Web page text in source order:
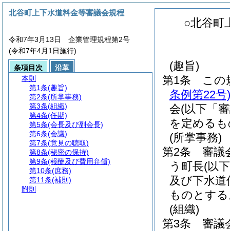
○北谷町
(趣旨)
第1条
この
条例第22号)
会(以下「
を定める
(所掌事務)
第2条
審議
う町長(以
及び下水
ものとす
(組織)
第3条
審議
北谷町上下水道料金等審議会規程
令和7年3月13日 企業管理規程第2号
(令和7年4月1日施行)
条項目次
沿革
本則
第1条(趣旨)
第2条(所掌事務)
第3条(組織)
第4条(任期)
第5条(会長及び副会長)
第6条(会議)
第7条(意見の聴取)
第8条(秘密の保持)
第9条(報酬及び費用弁償)
第10条(庶務)
第11条(補則)
附則